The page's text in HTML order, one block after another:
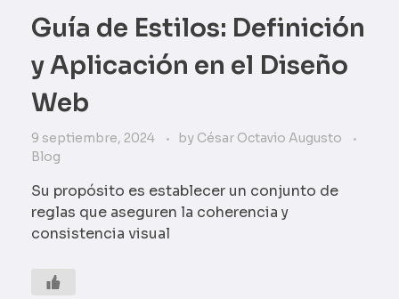
Guía de Estilos: Definición
y Aplicación en el Diseño
Web
9 septiembre, 2024 by César Octavio Augusto
Blog
Su propósito es establecer un conjunto de
reglas que aseguren la coherencia y
consistencia visual